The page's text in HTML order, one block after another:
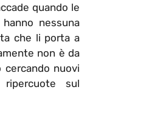
quando le
nessuna
che li porta a
non è da
nuovi
sul